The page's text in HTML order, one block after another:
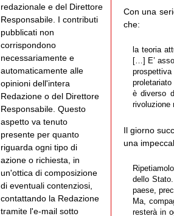
Con una
che:
la teoria
[…] E’
è diverso
rivoluzione
Il giorno
una
dello
paese,
Ma,
resterà in
redazionale e del Direttore
Responsabile. I contributi
pubblicati non
corrispondono
necessariamente e
automaticamente alle
opinioni dell'intera
Redazione o del Direttore
Responsabile. Questo
aspetto va tenuto
presente per quanto
riguarda ogni tipo di
azione o richiesta, in
un'ottica di composizione
di eventuali contenziosi,
contattando la Redazione
tramite l'e-mail sotto